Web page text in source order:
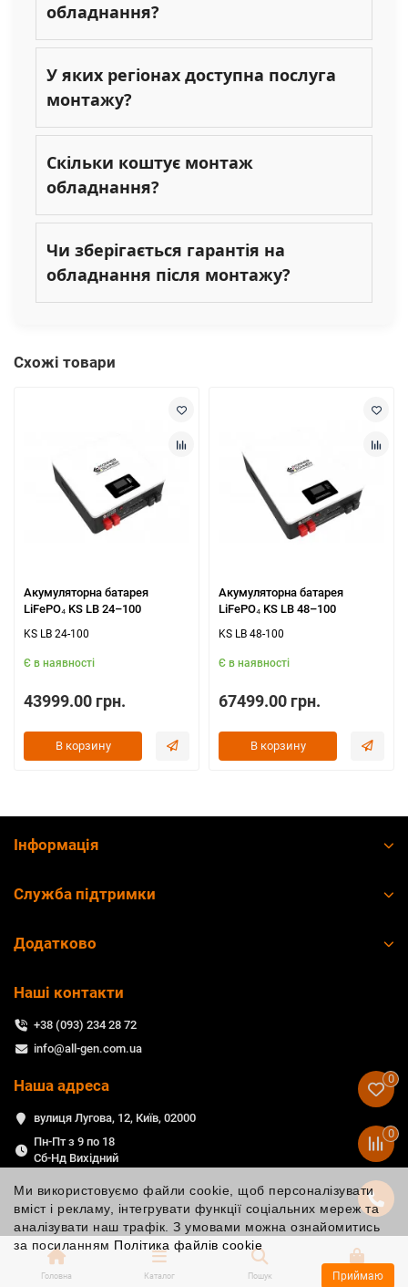
обладнання?
У яких регіонах доступна послуга
монтажу?
Скільки коштує монтаж
обладнання?
Чи зберігається гарантія на
обладнання після монтажу?
Схожі товари
Акумуляторна батарея
LiFePO₄ KS LB 24–100
KS LB 24-100
Є в наявності
43999.00 грн.
В корзину
Акумуляторна батарея
LiFePO₄ KS LB 48–100
KS LB 48-100
Є в наявності
67499.00 грн.
В корзину
Ми використовуємо файли cookie, щоб персоналізувати
вміст і рекламу, інтегрувати функції соціальних мереж та
аналізувати наш трафік. З умовами можна ознайомитись
за посиланням Політика файлів cookie
Приймаю
Інформація
Служба підтримки
Додатково
Наші контакти
+38 (093) 234 28 72
info@all-gen.com.ua
Наша адреса
вулиця Лугова, 12, Київ, 02000
Пн-Пт з 9 по 18
Сб-Нд Вихідний
0
0
Головна Каталог Пошук Кошик